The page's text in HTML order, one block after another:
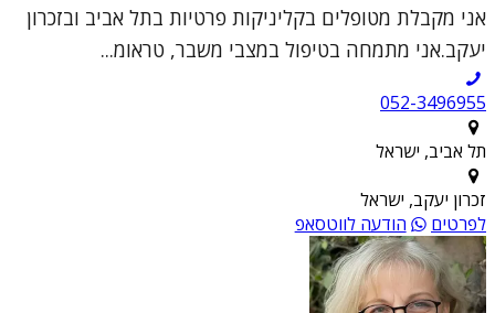
אני מקבלת מטופלים בקליניקות פרטיות בתל אביב ובזכרון
יעקב.אני מתמחה בטיפול במצבי משבר, טראומ...
052-3496955
תל אביב, ישראל
זכרון יעקב, ישראל
לפרטים
הודעה לווטסאפ